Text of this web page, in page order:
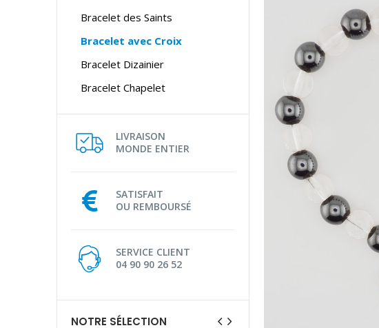
Bracelet des Saints
Bracelet avec Croix
Bracelet Dizainier
Bracelet Chapelet
LIVRAISON
MONDE ENTIER
SATISFAIT
OU REMBOURSÉ
SERVICE CLIENT
04 90 90 26 52
NOTRE SÉLECTION